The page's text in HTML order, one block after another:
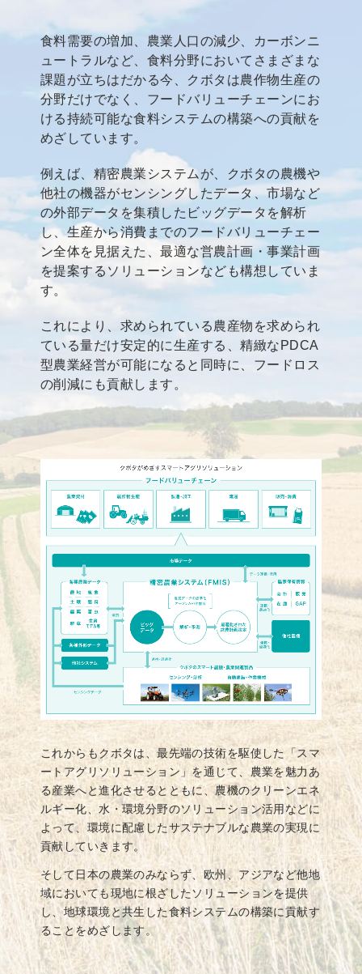
食料需要の増加、農業人口の減少、カーボンニ
ュートラルなど、食料分野においてさまざまな
課題が立ちはだかる今、クボタは農作物生産の
分野だけでなく、フードバリューチェーンにお
ける持続可能な食料システムの構築への貢献を
めざしています。
例えば、精密農業システムが、クボタの農機や
他社の機器がセンシングしたデータ、市場など
の外部データを集積したビッグデータを解析
し、生産から消費までのフードバリューチェー
ン全体を見据えた、最適な営農計画・事業計画
を提案するソリューションなども構想していま
す。
これにより、求められている農産物を求められ
ている量だけ安定的に生産する、精緻なPDCA
型農業経営が可能になると同時に、フードロス
の削減にも貢献します。
これからもクボタは、最先端の技術を駆使した「スマ
ートアグリソリューション」を通じて、農業を魅力あ
る産業へと進化させるとともに、農機のクリーンエネ
ルギー化、水・環境分野のソリューション活用などに
よって、環境に配慮したサステナブルな農業の実現に
貢献していきます。
そして日本の農業のみならず、欧州、アジアなど他地
域においても現地に根ざしたソリューションを提供
し、地球環境と共生した食料システムの構築に貢献す
ることをめざします。